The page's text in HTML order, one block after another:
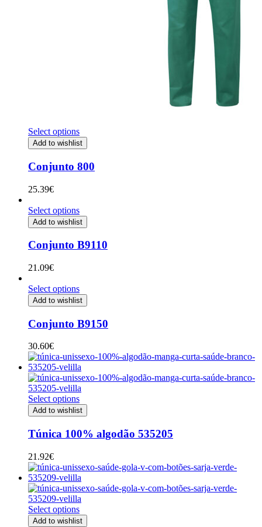
Select options
Add to wishlist
Conjunto 800
25.39€
Select options
Add to wishlist
Conjunto B9110
21.09€
Select options
Add to wishlist
Conjunto B9150
30.60€
Select options
Add to wishlist
Túnica 100% algodão 535205
21.92€
Select options
Add to wishlist